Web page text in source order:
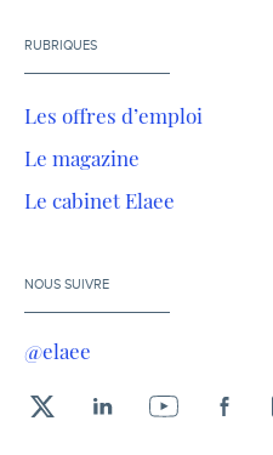
RUBRIQUES
Les offres d’emploi
Le magazine
Le cabinet Elaee
NOUS SUIVRE
@elaee